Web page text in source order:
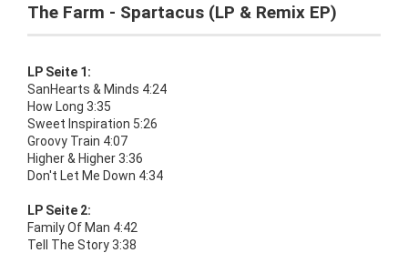
The Farm - Spartacus (LP & Remix EP)
LP Seite 1:
SanHearts & Minds 4:24
How Long 3:35
Sweet Inspiration 5:26
Groovy Train 4:07
Higher & Higher 3:36
Don't Let Me Down 4:34
LP Seite 2:
Family Of Man 4:42
Tell The Story 3:38